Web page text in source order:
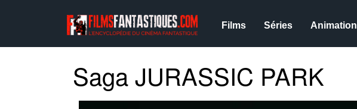
Films Séries Animation
Saga JURASSIC PARK